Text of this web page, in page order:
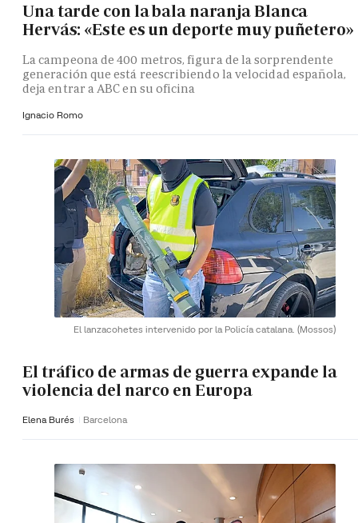
Una tarde con la bala naranja Blanca
Hervás: «Este es un deporte muy puñetero»
La campeona de 400 metros, figura de la sorprendente
generación que está reescribiendo la velocidad española,
deja entrar a ABC en su oficina
Ignacio Romo
El lanzacohetes intervenido por la Policía catalana. (Mossos)
El tráfico de armas de guerra expande la
violencia del narco en Europa
Elena Burés Barcelona